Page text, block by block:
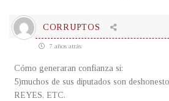
CORRUPTOS
7 años atrás
Cómo generaran confianza si:
5)muchos de sus diputados son
REYES, ETC.